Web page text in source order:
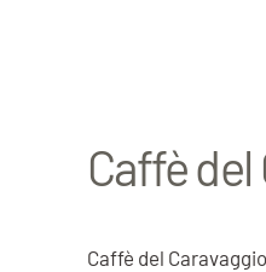
Caffè
Caffè del